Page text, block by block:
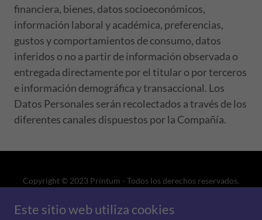
financiera, bienes, datos socioeconómicos,
información laboral y académica, preferencias,
gustos y comportamientos de consumo, datos
inferidos o no a partir de información observada o
entregada directamente por el titular o por terceros
e información demográfica y transaccional. Los
Datos Personales serán recolectados a través de los
diferentes canales dispuestos por la Compañía.
Copyright © 2023 Printum - Todos los derechos reservados.
Planta Producción: Calle 8 # 23A – 21, La Alameda. Cali
Lun - Vie: 6:00 am - 12:30 pm y 1:30 - 4:30 pm
Este sitio web utiliza cookies